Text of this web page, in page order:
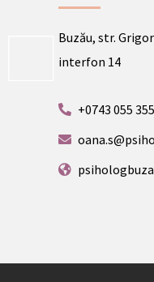
Buzău, str.
interfon 14
+0743 055 355